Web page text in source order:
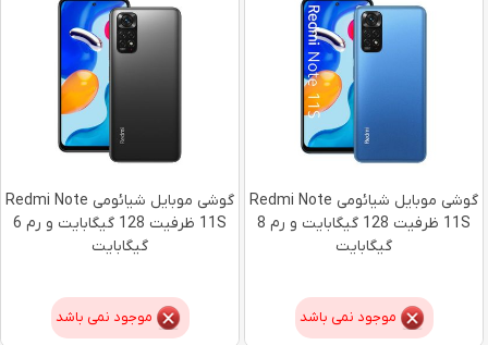
گوشی موبایل شیائومی Redmi Note
11S ظرفیت 128 گیگابایت و رم 8
گیگابایت
موجود نمی باشد
گوشی موبایل شیائومی Redmi Note
11S ظرفیت 128 گیگابایت و رم 6
گیگابایت
موجود نمی باشد